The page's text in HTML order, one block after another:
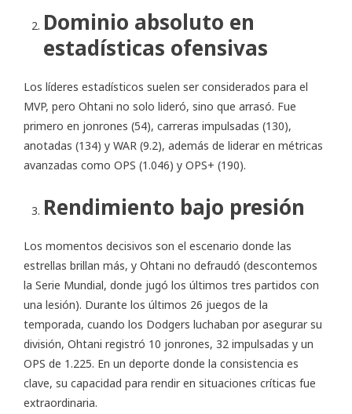
Dominio absoluto en
estadísticas ofensivas
Los líderes estadísticos suelen ser considerados para el
MVP, pero Ohtani no solo lideró, sino que arrasó. Fue
primero en jonrones (54), carreras impulsadas (130),
anotadas (134) y WAR (9.2), además de liderar en métricas
avanzadas como OPS (1.046) y OPS+ (190).
Rendimiento bajo presión
Los momentos decisivos son el escenario donde las
estrellas brillan más, y Ohtani no defraudó (descontemos
la Serie Mundial, donde jugó los últimos tres partidos con
una lesión). Durante los últimos 26 juegos de la
temporada, cuando los Dodgers luchaban por asegurar su
división, Ohtani registró 10 jonrones, 32 impulsadas y un
OPS de 1.225. En un deporte donde la consistencia es
clave, su capacidad para rendir en situaciones críticas fue
extraordinaria.